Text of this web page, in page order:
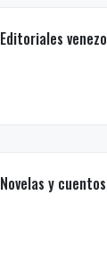
Editoriales
Novelas y